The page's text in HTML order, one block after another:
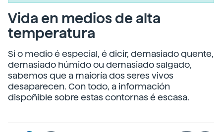
Vida en medios de alta
temperatura
Si o medio é especial, é dicir, demasiado quente,
demasiado húmido ou demasiado salgado,
sabemos que a maioría dos seres vivos
desaparecen. Con todo, a información
dispoñible sobre estas contornas é escasa.